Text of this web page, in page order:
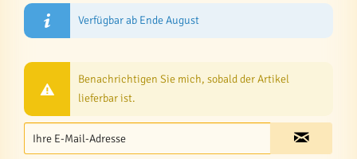
Verfügbar ab Ende August
Benachrichtigen Sie mich, sobald der Artikel
lieferbar ist.